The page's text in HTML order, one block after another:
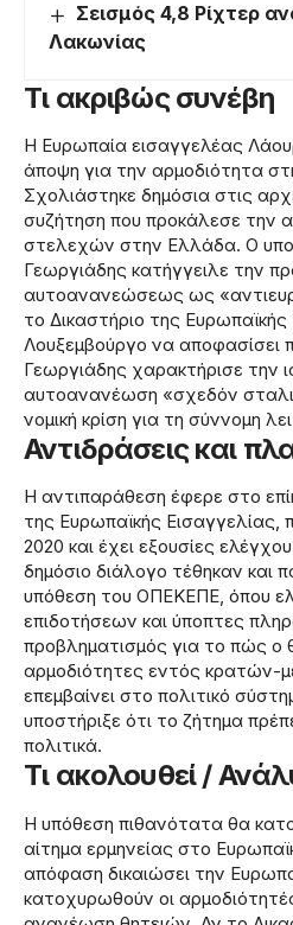
Σεισμός 4,8 Ρίχτερ
Λακωνίας
Τι ακριβώς συνέβη
Η Ευρωπαία εισαγγελέας
άποψη για την αρμοδιότητα
Σχολιάστηκε δημόσια στις
συζήτηση που προκάλεσε την
στελεχών στην Ελλάδα. Ο
Γεωργιάδης κατήγγειλε την
αυτοανανεώσεως ως
το Δικαστήριο της
Λουξεμβούργο να αποφασίσει
Γεωργιάδης χαρακτήρισε την
αυτοανανέωση «σχεδόν
νομική κρίση για τη σύννομη
Αντιδράσεις και
Η αντιπαράθεση έφερε στο
της Ευρωπαϊκής Εισαγγελίας,
2020 και έχει εξουσίες
δημόσιο διάλογο τέθηκαν και
υπόθεση του ΟΠΕΚΕΠΕ, όπου
επιδοτήσεων και ύποπτες
προβληματισμός για το πώς ο
αρμοδιότητες εντός κρατών-
επεμβαίνει στο πολιτικό
υποστήριξε ότι το ζήτημα
πολιτικά.
Τι ακολουθεί /
Η υπόθεση πιθανότατα θα
αίτημα ερμηνείας στο
απόφαση δικαιώσει την
κατοχυρωθούν οι